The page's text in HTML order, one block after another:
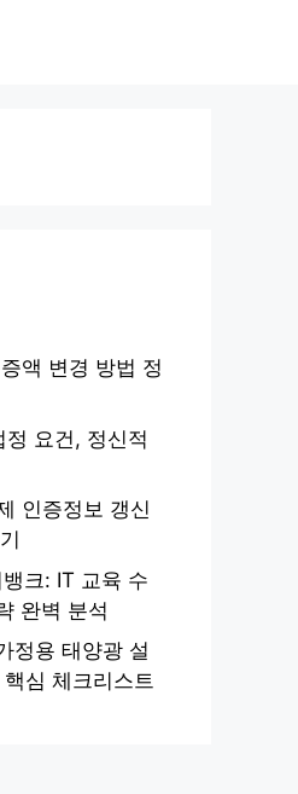
액 변경 방법 정
요건, 정신적
인증정보 갱신
크: IT 교육 수
완벽 분석
정용 태양광 설
심 체크리스트